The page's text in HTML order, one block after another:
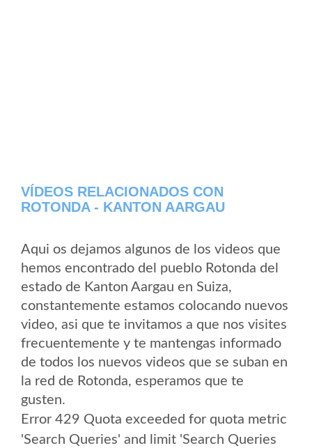
VÍDEOS RELACIONADOS CON
ROTONDA - KANTON AARGAU
Aqui os dejamos algunos de los videos que
hemos encontrado del pueblo Rotonda del
estado de Kanton Aargau en Suiza,
constantemente estamos colocando nuevos
video, asi que te invitamos a que nos visites
frecuentemente y te mantengas informado
de todos los nuevos videos que se suban en
la red de Rotonda, esperamos que te
gusten.
Error 429 Quota exceeded for quota metric
'Search Queries' and limit 'Search Queries